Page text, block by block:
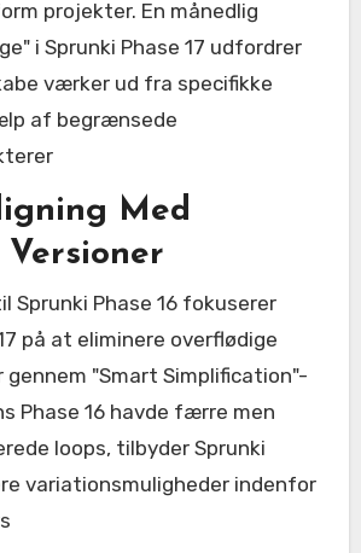
projekter. En månedlig
i Sprunki Phase 17 udfordrer
værker ud fra specifikke
af begrænsede
Med
Versioner
Sprunki Phase 16 fokuserer
på at eliminere overflødige
"Smart Simplification"-
Phase 16 havde færre men
loops, tilbyder Sprunki
variationsmuligheder indenfor